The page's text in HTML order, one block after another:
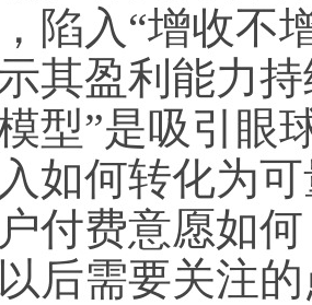
陷入“增收不
其盈利能力
型”是吸引眼
如何转化为
付费意愿如
后需要关注